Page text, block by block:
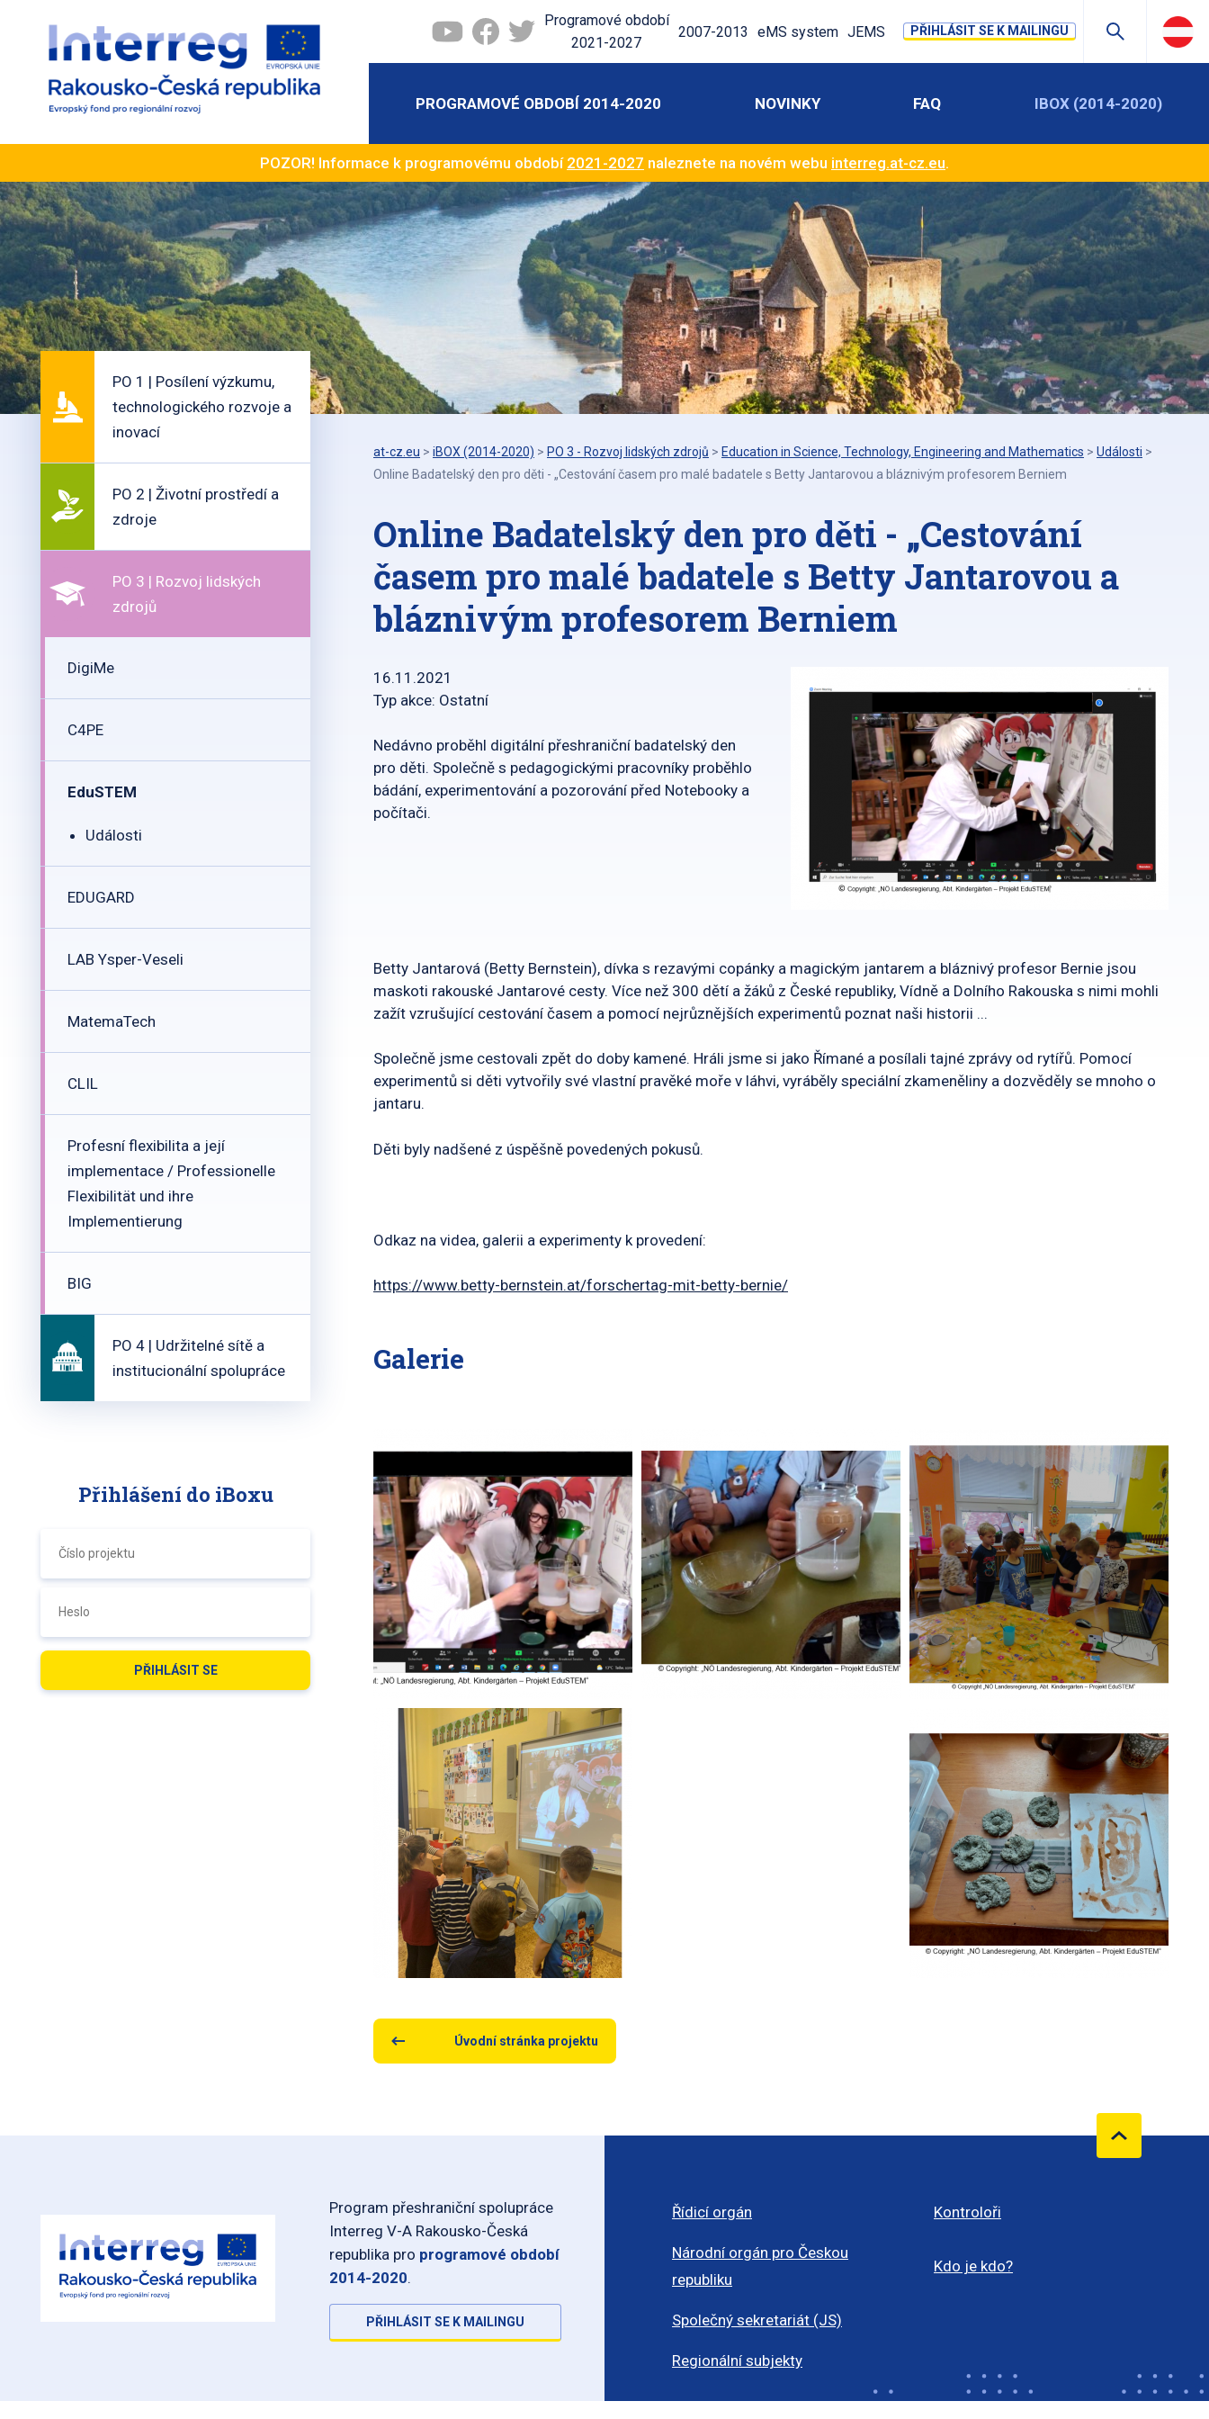
Programové období
2021-2027
2007-2013 eMS system JEMS PŘIHLÁSIT SE K MAILINGU
PROGRAMOVÉ OBDOBÍ 2014-2020 NOVINKY FAQ IBOX (2014-2020)
POZOR! Informace k programovému období 2021-2027 naleznete na novém webu interreg.at-cz.eu.
PO 1 | Posílení výzkumu,
technologického rozvoje a
inovací
PO 2 | Životní prostředí a
zdroje
PO 3 | Rozvoj lidských
zdrojů
DigiMe
C4PE
EduSTEM
Události
EDUGARD
LAB Ysper-Veseli
MatemaTech
CLIL
Profesní flexibilita a její
implementace / Professionelle
Flexibilität und ihre
Implementierung
BIG
PO 4 | Udržitelné sítě a
institucionální spolupráce
Přihlášení do iBoxu
at-cz.eu > iBOX (2014-2020) > PO 3 - Rozvoj lidských zdrojů > Education in Science, Technology, Engineering and Mathematics > Události >
Online Badatelský den pro děti - „Cestování časem pro malé badatele s Betty Jantarovou a bláznivým profesorem Berniem
Online Badatelský den pro děti - „Cestování
časem pro malé badatele s Betty Jantarovou a
bláznivým profesorem Berniem
16.11.2021
Typ akce: Ostatní
Nedávno proběhl digitální přeshraniční badatelský den
pro děti. Společně s pedagogickými pracovníky proběhlo
bádání, experimentování a pozorování před Notebooky a
počítači.
Betty Jantarová (Betty Bernstein), dívka s rezavými copánky a magickým jantarem a bláznivý profesor Bernie jsou
maskoti rakouské Jantarové cesty. Více než 300 dětí a žáků z České republiky, Vídně a Dolního Rakouska s nimi mohli
zažít vzrušující cestování časem a pomocí nejrůznějších experimentů poznat naši historii ...
Společně jsme cestovali zpět do doby kamené. Hráli jsme si jako Římané a posílali tajné zprávy od rytířů. Pomocí
experimentů si děti vytvořily své vlastní pravěké moře v láhvi, vyráběly speciální zkameněliny a dozvěděly se mnoho o
jantaru.
Děti byly nadšené z úspěšně povedených pokusů.
Odkaz na videa, galerii a experimenty k provedení:
https://www.betty-bernstein.at/forschertag-mit-betty-bernie/
Galerie
Úvodní stránka projektu
Program přeshraniční spolupráce
Interreg V-A Rakousko-Česká
republika pro programové období
2014-2020.
PŘIHLÁSIT SE K MAILINGU
Řídicí orgán
Národní orgán pro Českou
republiku
Společný sekretariát (JS)
Regionální subjekty
Kontroloři
Kdo je kdo?